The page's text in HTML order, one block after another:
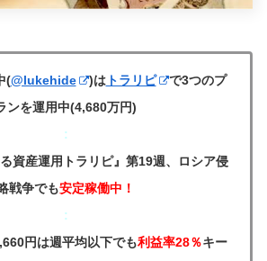
(@lukehide )はトラリピ
で3つのプ
ンを運用中(4,680万円)
:
る資産運用トラリピ』第19週、ロシア侵
戦争でも安定稼働中！
:
円は週平均以下でも利益率28％キー